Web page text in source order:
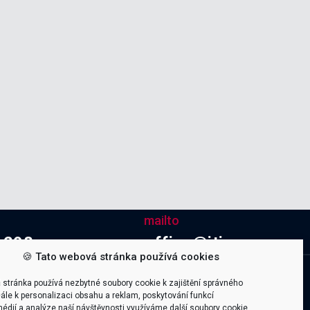
🍪 Tato webová stránka používá cookies
stránka používá nezbytné soubory cookie k zajištění správného
k personalizaci obsahu a reklam, poskytování funkcí
a analýze naší návštěvnosti využíváme další soubory cookie.
298
mailto
office@itica.cz
Kariéra